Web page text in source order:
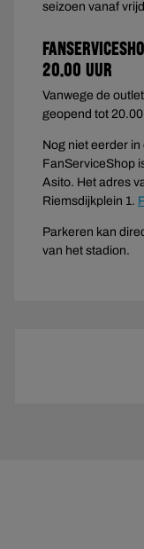
seizoen vanaf
20.00 uur
Vanwege de
geopend tot 20.00
Nog niet eerder
FanServiceShop
Asito. Het adres
Riemsdijkplein 1.
Parkeren kan
van het stadion.